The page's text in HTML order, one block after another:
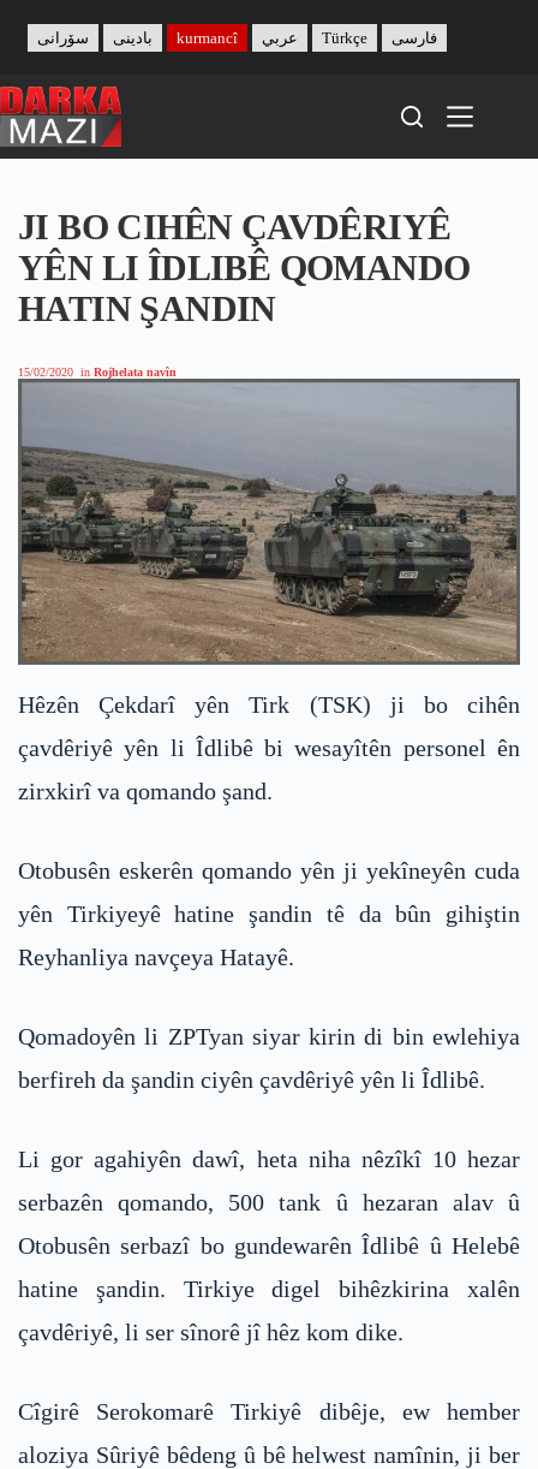
content
بادینی سۆرانی kurmancî عربي Türkçe فارسی
JI BO CIHÊN ÇAVDÊRIYÊ
YÊN LI ÎDLIBÊ QOMANDO
HATIN ŞANDIN
15/02/2020 in Rojhelata navîn
Hêzên Çekdarî yên Tirk (TSK) ji bo cihên
çavdêriyê yên li Îdlibê bi wesayîtên personel ên
zirxkirî va qomando şand.
Otobusên eskerên qomando yên ji yekîneyên cuda
yên Tirkiyeyê hatine şandin tê da bûn gihiştin
Reyhanliya navçeya Hatayê.
Qomadoyên li ZPTyan siyar kirin di bin ewlehiya
berfireh da şandin ciyên çavdêriyê yên li Îdlibê.
Li gor agahiyên dawî, heta niha nêzîkî 10 hezar
serbazên qomando, 500 tank û hezaran alav û
Otobusên serbazî bo gundewarên Îdlibê û Helebê
hatine şandin. Tirkiye digel bihêzkirina xalên
çavdêriyê, li ser sînorê jî hêz kom dike.
Cîgirê Serokomarê Tirkiyê dibêje, ew hember
aloziya Sûriyê bêdeng û bê helwest namînin, ji ber